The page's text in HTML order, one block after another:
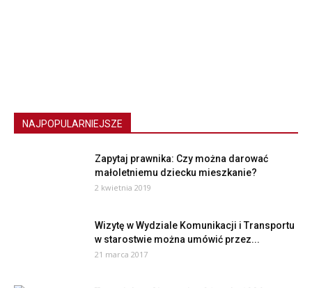
NAJPOPULARNIEJSZE
Zapytaj prawnika: Czy można darować
małoletniemu dziecku mieszkanie?
2 kwietnia 2019
Wizytę w Wydziale Komunikacji i Transportu
w starostwie można umówić przez...
21 marca 2017